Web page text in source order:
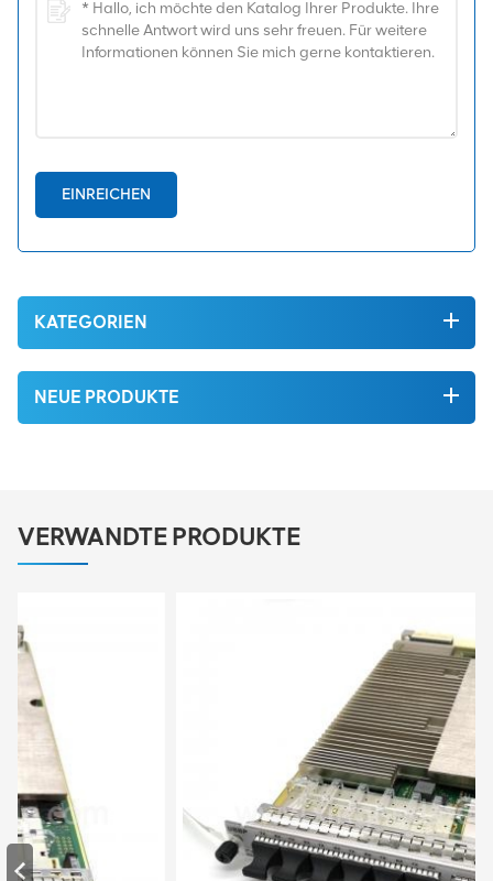
EINREICHEN
KATEGORIEN
NEUE PRODUKTE
VERWANDTE PRODUKTE